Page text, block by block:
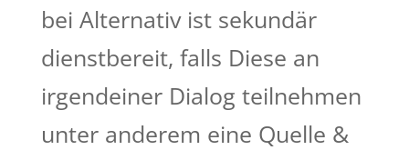
bei Alternativ ist sekundär
dienstbereit, falls Diese an
irgendeiner Dialog teilnehmen
unter anderem eine Quelle &